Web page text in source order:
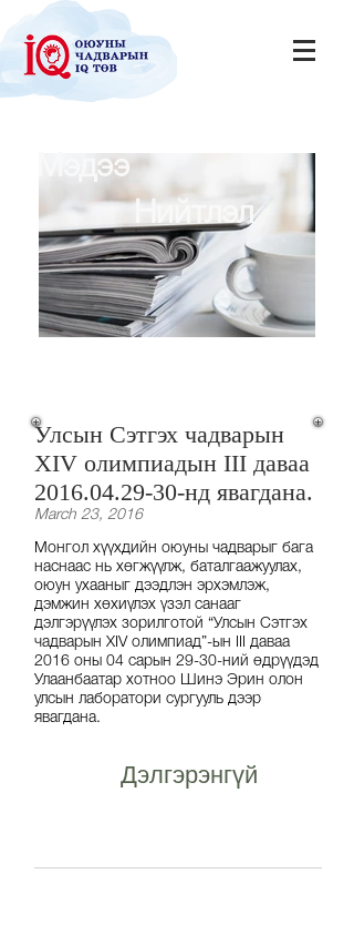
Улсын Cэтгэх чадварын
XIV олимпиадын III даваа
2016.04.29-30-нд явагдана.
March 23, 2016
Монгол хүүхдийн оюуны чадварыг бага
наснаас нь хөгжүүлж, баталгаажуулах,
оюун ухааныг дээдлэн эрхэмлэж,
дэмжин хөхиүлэх үзэл санааг
дэлгэрүүлэх зорилготой “Улсын Cэтгэх
чадварын XIV олимпиад”-ын III даваа
2016 оны 04 сарын 29-30-ний өдрүүдэд
Улаанбаатар хотноо Шинэ Эрин олон
улсын лаборатори сургууль дээр
явагдана.
Дэлгэрэнгүй